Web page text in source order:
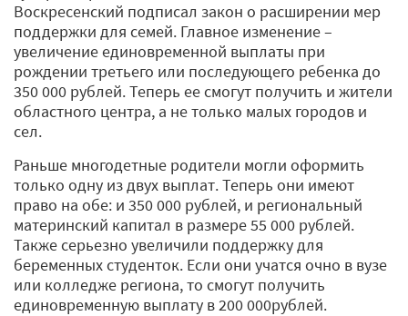
Воскресенский подписал закон о расширении мер
поддержки для семей. Главное изменение –
увеличение единовременной выплаты при
рождении третьего или последующего ребенка до
350 000 рублей. Теперь ее смогут получить и жители
областного центра, а не только малых городов и
сел.
Раньше многодетные родители могли оформить
только одну из двух выплат. Теперь они имеют
право на обе: и 350 000 рублей, и региональный
материнский капитал в размере 55 000 рублей.
Также серьезно увеличили поддержку для
беременных студенток. Если они учатся очно в вузе
или колледже региона, то смогут получить
единовременную выплату в 200 000рублей.